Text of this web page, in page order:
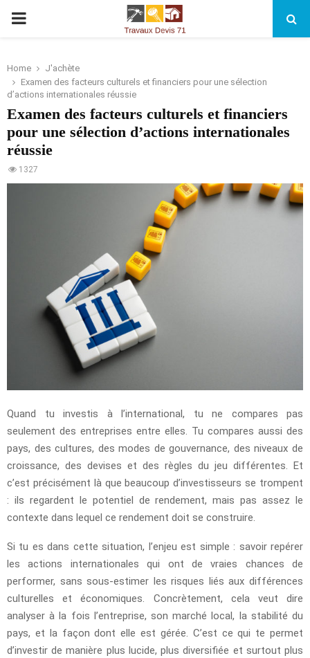
PRIMARY
Home
J'achète
Examen des facteurs culturels et financiers pour une sélection
d’actions internationales réussie
Examen des facteurs culturels et financiers
pour une sélection d’actions internationales
réussie
1327
Quand tu investis à l’international, tu ne compares pas
seulement des entreprises entre elles. Tu compares aussi des
pays, des cultures, des modes de gouvernance, des niveaux de
croissance, des devises et des règles du jeu différentes. Et
c’est précisément là que beaucoup d’investisseurs se trompent
: ils regardent le potentiel de rendement, mais pas assez le
contexte dans lequel ce rendement doit se construire.
Si tu es dans cette situation, l’enjeu est simple : savoir repérer
les actions internationales qui ont de vraies chances de
performer, sans sous-estimer les risques liés aux différences
culturelles et économiques. Concrètement, cela veut dire
analyser à la fois l’entreprise, son marché local, la stabilité du
pays, et la façon dont elle est gérée. C’est ce qui te permet
d’investir de manière plus lucide, plus diversifiée et surtout plus